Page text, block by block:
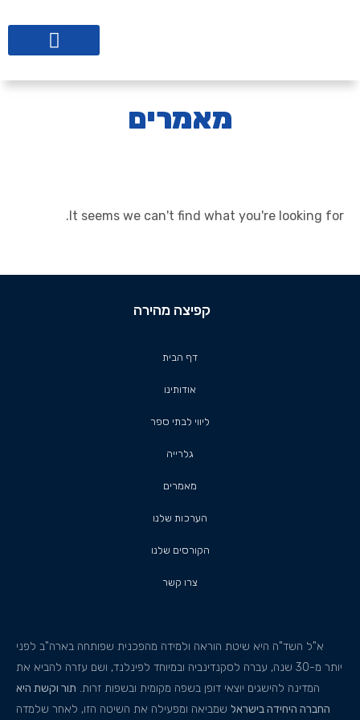
מאמרים
It seems we can't find what you're looking for.
קפיצה מהירה
דף הבית
אודותינו
ליווי לבתי ספר
גלרייה
מאמרים
הערכות שלנו
הקורסים שלנו
צרו קשר
א"ל השד"ה היא שיטת הוראה ולמידה מהפכנית שפותחה בארה"ב לפני
יותר מ-30 שנה, עברה לסקנדינביה ובמיוחד לפינלנד, ושם עזרה להביא את
המדינה להישגים יוצאי דופן בשפה מקומית ובשפות זרות. תור וקשת היא
החברה היחידה בישראל שמביאה ומפעילה את השיטה הזו, לאחר שלמדה